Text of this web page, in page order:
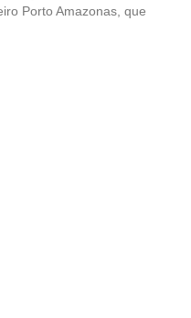
Porto Amazonas, que